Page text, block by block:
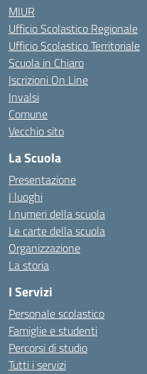
MIUR
Ufficio Scolastico Regionale
Ufficio Scolastico Territoriale
Scuola in Chiaro
Iscrizioni On Line
Invalsi
Comune
Vecchio sito
La Scuola
Presentazione
I luoghi
I numeri della scuola
Le carte della scuola
Organizzazione
La storia
I Servizi
Personale scolastico
Famiglie e studenti
Percorsi di studio
Tutti i servizi